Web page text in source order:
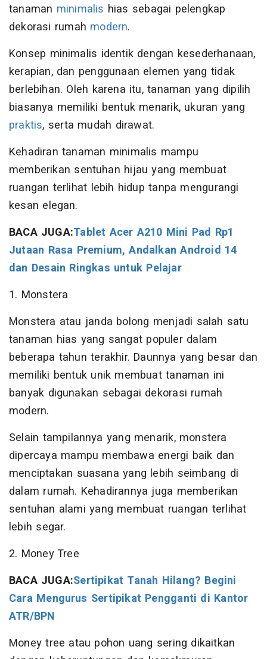
tanaman minimalis hias sebagai pelengkap
dekorasi rumah modern.
Konsep minimalis identik dengan kesederhanaan,
kerapian, dan penggunaan elemen yang tidak
berlebihan. Oleh karena itu, tanaman yang dipilih
biasanya memiliki bentuk menarik, ukuran yang
praktis, serta mudah dirawat.
Kehadiran tanaman minimalis mampu
memberikan sentuhan hijau yang membuat
ruangan terlihat lebih hidup tanpa mengurangi
kesan elegan.
BACA JUGA:Tablet Acer A210 Mini Pad Rp1
Jutaan Rasa Premium, Andalkan Android 14
dan Desain Ringkas untuk Pelajar
1. Monstera
Monstera atau janda bolong menjadi salah satu
tanaman hias yang sangat populer dalam
beberapa tahun terakhir. Daunnya yang besar dan
memiliki bentuk unik membuat tanaman ini
banyak digunakan sebagai dekorasi rumah
modern.
Selain tampilannya yang menarik, monstera
dipercaya mampu membawa energi baik dan
menciptakan suasana yang lebih seimbang di
dalam rumah. Kehadirannya juga memberikan
sentuhan alami yang membuat ruangan terlihat
lebih segar.
2. Money Tree
BACA JUGA:Sertipikat Tanah Hilang? Begini
Cara Mengurus Sertipikat Pengganti di Kantor
ATR/BPN
Money tree atau pohon uang sering dikaitkan